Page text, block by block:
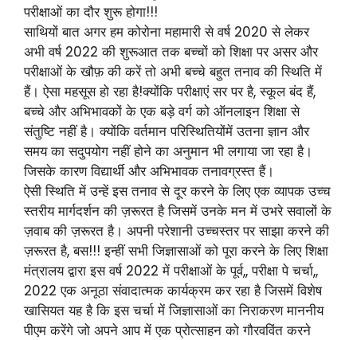
परीक्षाओं का दौर शुरू होगा!!!
साथियों बात अगर हम कोरोना महामारी से वर्ष 2020 से लेकर
अभी वर्ष 2022 की शुरूआत तक बच्चों को शिक्षा पर असर और
परीक्षाओं के खौफ़ की करें तो अभी बच्चे बहुत तनाव की स्थिति में
हैं। ऐसा महसूस हो रहा है!क्योंकि परीक्षाएं सर पर है, स्कूल बंद हैं,
बच्चे और अभिभावकों के एक बड़े वर्ग को ऑनलाइन शिक्षा से
संतुष्टि नहीं है। क्योंकि वर्तमान परिस्थितियोंमें उतना ज्ञान और
समय का सदुपयोग नहीं होने का अनुमान भी लगाया जा रहा है।
जिसके कारण विद्यार्थी और अभिभावक तनावग्रस्त हैं।
ऐसी स्थिति में उन्हें इस तनाव से दूर करने के लिए एक व्यापक उच्च
स्तरीय मार्गदर्शन की ज़रूरत है जिसमें उनके मन में उभरे सवालों के
ज़वाब की ज़रूरत है। अपनी परेशानी उच्चस्तर पर साझा करने की
ज़रूरत है, बस!!! इन्हीं सभी जिज्ञासाओं को पूरा करने के लिए शिक्षा
मंत्रालय द्वारा इस वर्ष 2022 में परीक्षाओं के पूर्व,, परीक्षा पे चर्चा,,
2022 एक अनूठा संवादात्मक कार्यक्रम कर रहा है जिसमें विशेष
खासियत यह है कि इस चर्चा में जिज्ञासाओं का निराकरण माननीय
पीएम करेंगे जो अपने आप में एक प्रोत्साहन को गौरवविंत करने